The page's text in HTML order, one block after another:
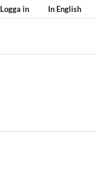
Logga in In English